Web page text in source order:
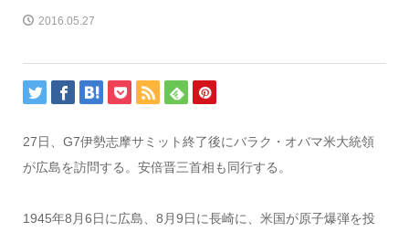
2016.05.27
27日、G7伊勢志摩サミット終了後にバラク・オバマ米大統領
が広島を訪問する。安倍晋三首相も同行する。
1945年8月6日に広島、8月9日に長崎に、米国が原子爆弾を投